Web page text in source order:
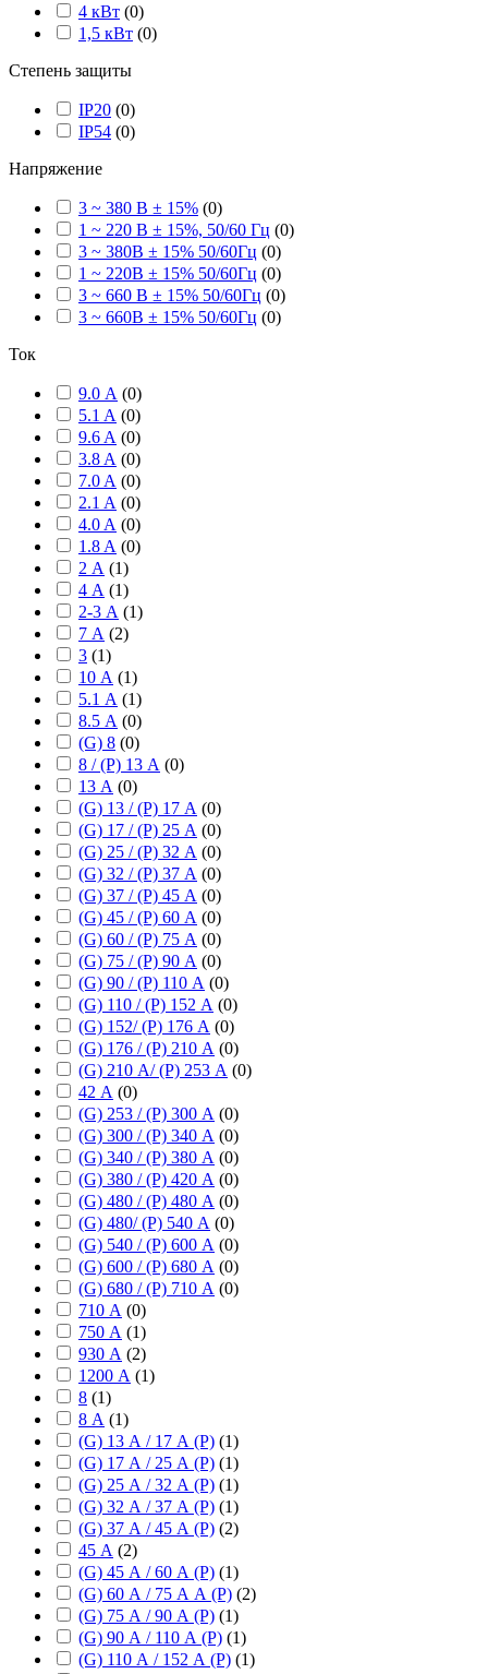
4 кВт (0)
1,5 кВт (0)
Степень защиты
IP20 (0)
IP54 (0)
Напряжение
3 ~ 380 В ± 15% (0)
1 ~ 220 В ± 15%, 50/60 Гц (0)
3 ~ 380В ± 15% 50/60Гц (0)
1 ~ 220В ± 15% 50/60Гц (0)
3 ~ 660 В ± 15% 50/60Гц (0)
3 ~ 660В ± 15% 50/60Гц (0)
Ток
9.0 А (0)
5.1 A (0)
9.6 A (0)
3.8 A (0)
7.0 A (0)
2.1 A (0)
4.0 A (0)
1.8 A (0)
2 А (1)
4 А (1)
2-3 А (1)
7 А (2)
3 (1)
10 А (1)
5.1 А (1)
8.5 А (0)
(G) 8 (0)
8 / (P) 13 А (0)
13 А (0)
(G) 13 / (P) 17 А (0)
(G) 17 / (P) 25 А (0)
(G) 25 / (P) 32 А (0)
(G) 32 / (P) 37 А (0)
(G) 37 / (P) 45 А (0)
(G) 45 / (P) 60 А (0)
(G) 60 / (P) 75 А (0)
(G) 75 / (P) 90 А (0)
(G) 90 / (P) 110 А (0)
(G) 110 / (P) 152 А (0)
(G) 152/ (P) 176 А (0)
(G) 176 / (P) 210 А (0)
(G) 210 А/ (P) 253 А (0)
42 А (0)
(G) 253 / (P) 300 А (0)
(G) 300 / (P) 340 А (0)
(G) 340 / (P) 380 А (0)
(G) 380 / (P) 420 А (0)
(G) 480 / (P) 480 А (0)
(G) 480/ (P) 540 А (0)
(G) 540 / (P) 600 А (0)
(G) 600 / (P) 680 А (0)
(G) 680 / (P) 710 А (0)
710 А (0)
750 А (1)
930 А (2)
1200 А (1)
8 (1)
8 А (1)
(G) 13 А / 17 А (P) (1)
(G) 17 А / 25 А (P) (1)
(G) 25 А / 32 А (P) (1)
(G) 32 А / 37 А (P) (1)
(G) 37 А / 45 А (P) (2)
45 А (2)
(G) 45 А / 60 А (P) (1)
(G) 60 А / 75 А А (P) (2)
(G) 75 А / 90 А (P) (1)
(G) 90 А / 110 А (P) (1)
(G) 110 А / 152 А (P) (1)